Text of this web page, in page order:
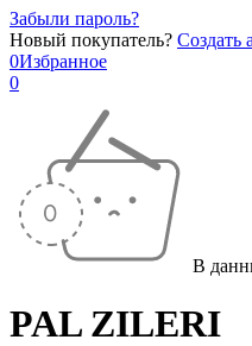
Забыли пароль?
Новый покупатель? Создать
0Избранное
0
В
PAL ZILERI